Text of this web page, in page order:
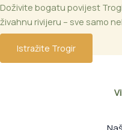
Doživite bogatu povijest
živahnu rivijeru – sve samo
Istražite Trogir